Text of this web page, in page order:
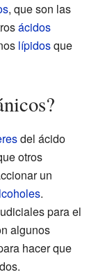
, que son las
ácidos
lípidosque
del ácido
otros
un
.
para el
algunos
hacer que